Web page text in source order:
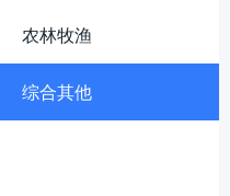
农林牧渔
综合其他